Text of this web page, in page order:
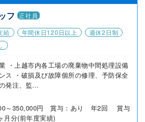
フ 正社員
給 年間休日120日以上
週休2日制
・上越市内各工場の廃棄物中間処理設備
ス ・破損及び故障個所の修理、予防保全
発注、監...
～350,000円 賞与：あり 年2回 賞与
月分(前年度実績)